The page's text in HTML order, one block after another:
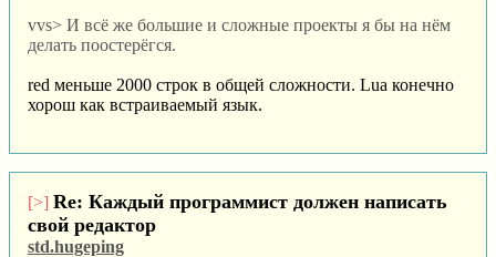
vvs> И всё же большие и сложные проекты я бы на нём
делать поостерёгся.
red меньше 2000 строк в общей сложности. Lua конечно
хорош как встраиваемый язык.
[>] Re: Каждый программист должен написать
свой редактор
std.hugeping